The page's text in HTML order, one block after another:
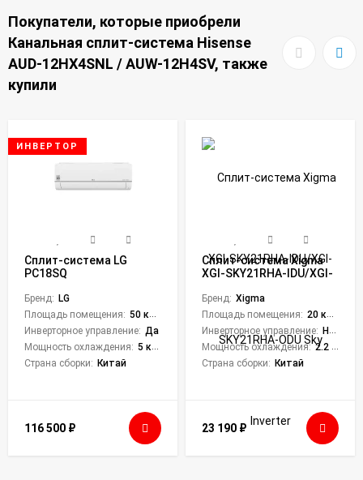
Покупатели, которые приобрели
Канальная сплит-система Hisense
AUD-12HX4SNL / AUW-12H4SV, также
купили
ИНВЕРТОР
Сплит-система LG
PC18SQ
Бренд: LG
Площадь помещения: 50 кв. м.
Инверторное управление: Да
Мощность охлаждения: 5 кВт
Страна сборки: Китай
116 500 ₽
Сплит-система Xigma
XGI-SKY21RHA-IDU/XGI-
Inverter
Бренд: Xigma
Площадь помещения: 20 кв. м.
Инверторное управление: Нет
Мощность охлаждения: 2.2 кВт
Страна сборки: Китай
23 190 ₽